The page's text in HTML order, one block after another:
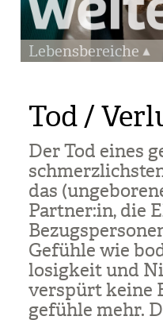
Lebensbereiche
Tod /
Der Tod eines
das
Part­ner:in, die
Gefühle wie
lo­sig­keit und
ver­spürt keine
ge­fühle mehr.